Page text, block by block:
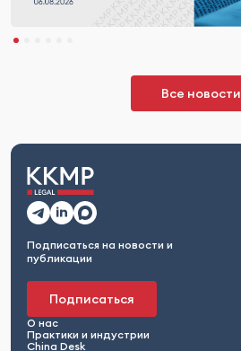
Все новости
Подписаться на новости и
публикации
Подписаться
О нас
Практики и индустрии
China Desk